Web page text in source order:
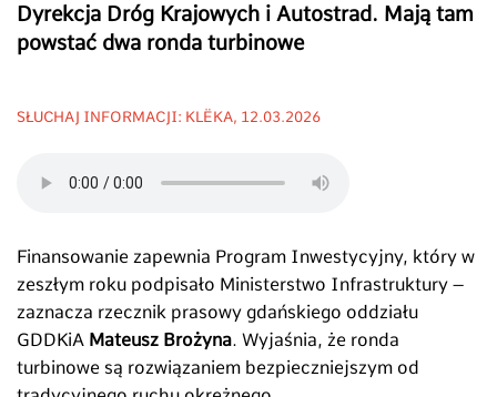
Dyrekcja Dróg Krajowych i Autostrad. Mają tam
powstać dwa ronda turbinowe
SŁUCHAJ INFORMACJI: KLËKA, 12.03.2026
Finansowanie zapewnia Program Inwestycyjny, który w
zeszłym roku podpisało Ministerstwo Infrastruktury –
zaznacza rzecznik prasowy gdańskiego oddziału
GDDKiA Mateusz Brożyna. Wyjaśnia, że ronda
turbinowe są rozwiązaniem bezpieczniejszym od